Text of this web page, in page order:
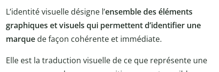
L’identité visuelle désigne l’ensemble des éléments
graphiques et visuels qui permettent d’identifier une
marque de façon cohérente et immédiate.
Elle est la traduction visuelle de ce que représente une